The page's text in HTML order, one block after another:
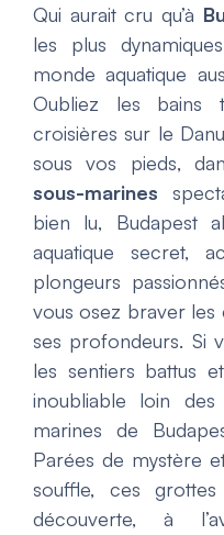
Qui aurait cru qu’à
les plus
monde aquatique
Oubliez les bains
croisières sur le
sous vos pieds,
sous-marines
bien lu, Budapest
aquatique secret,
plongeurs
vous osez braver les
ses profondeurs. Si
les sentiers battus
inoubliable loin
marines de
Parées de mystère
souffle, ces
découverte, à